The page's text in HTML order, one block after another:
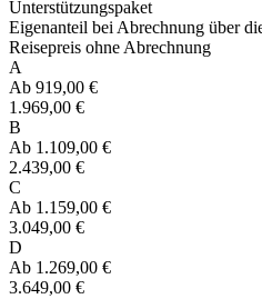
Unterstützungspaket
Eigenanteil bei Abrechnung über
Reisepreis ohne Abrechnung
A
Ab 919,00 €
1.969,00 €
B
Ab 1.109,00 €
2.439,00 €
C
Ab 1.159,00 €
3.049,00 €
D
Ab 1.269,00 €
3.649,00 €